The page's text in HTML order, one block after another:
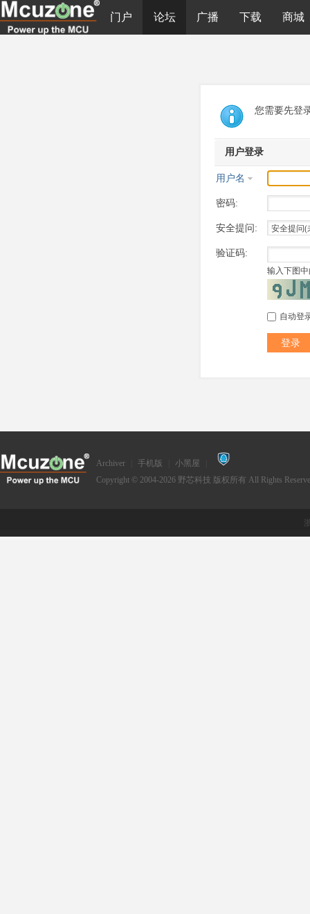
门户 论坛 广播 下载 商城
您需要先登
用户登录
用户名
密码:
安全提问:
验证码:
输入下图
自动登
登录
Archiver 手机版 小黑屋
Copyright © 2004-2026 野芯科技 版权所有 All Rights